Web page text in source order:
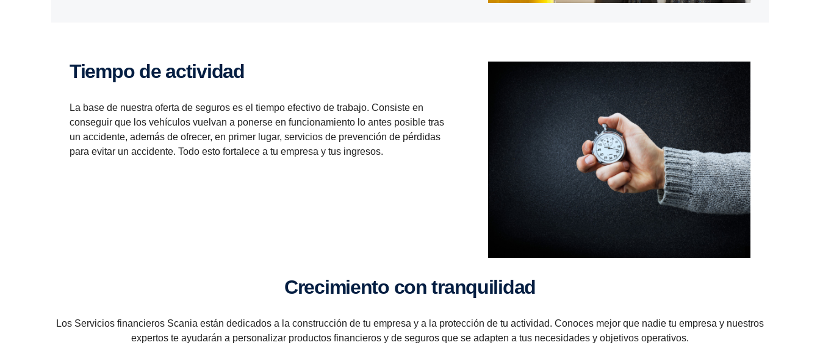
Tiempo de actividad
La base de nuestra oferta de seguros es el tiempo efectivo de trabajo. Consiste en
conseguir que los vehículos vuelvan a ponerse en funcionamiento lo antes posible tras
un accidente, además de ofrecer, en primer lugar, servicios de prevención de pérdidas
para evitar un accidente. Todo esto fortalece a tu empresa y tus ingresos.
Creci­miento con tranqui­lidad
Los Servicios financieros Scania están dedicados a la construcción de tu empresa y a la protección de tu actividad. Conoces mejor que nadie tu empresa y nuestros
expertos te ayudarán a personalizar productos financieros y de seguros que se adapten a tus necesidades y objetivos operativos.